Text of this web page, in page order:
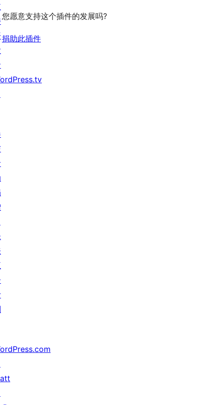
您愿意支持这个插件的发展吗?
捐助此插件